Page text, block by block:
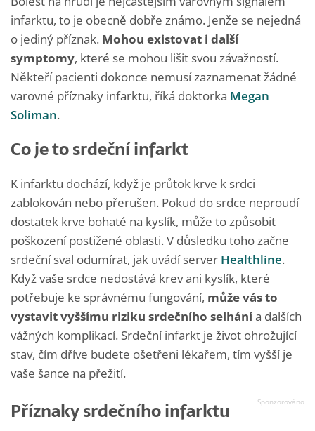
infarktu, to je obecně dobře známo. Jenže se nejedná
o jediný příznak. Mohou existovat i další
symptomy, které se mohou lišit svou závažností.
Někteří pacienti dokonce nemusí zaznamenat žádné
varovné příznaky infarktu, říká doktorka Megan
Soliman.
Co je to srdeční infarkt
K infarktu dochází, když je průtok krve k srdci
zablokován nebo přerušen. Pokud do srdce neproudí
dostatek krve bohaté na kyslík, může to způsobit
poškození postižené oblasti. V důsledku toho začne
srdeční sval odumírat, jak uvádí server Healthline.
Když vaše srdce nedostává krev ani kyslík, které
potřebuje ke správnému fungování, může vás to
vystavit vyššímu riziku srdečního selhánía dalších
vážných komplikací. Srdeční infarkt je život ohrožující
stav, čím dříve budete ošetřeni lékařem, tím vyšší je
vaše šance na přežití.
Příznaky srdečního infarktu